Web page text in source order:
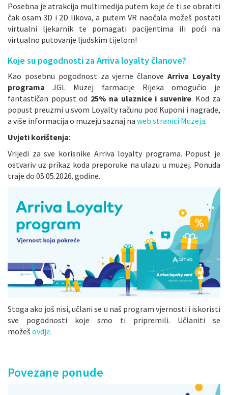
Posebna je atrakcija multimedija putem koje će ti se obratiti
čak osam 3D i 2D likova, a putem VR naočala možeš postati
virtualni ljekarnik te pomagati pacijentima ili poći na
virtualno putovanje ljudskim tijelom!
Koje su pogodnosti za Arriva loyalty članove?
Kao posebnu pogodnost za vjerne članoveArriva Loyalty
programa JGL Muzej farmacije Rijeka omogućio je
fantastičan popust od 25% na ulaznice i suvenire. Kod za
popust preuzmi u svom Loyalty računu pod Kuponi i nagrade,
a više informacija o muzeju saznaj na web stranici Muzeja.
Uvjeti korištenja:
Vrijedi za sve korisnike Arriva loyalty programa. Popust je
ostvariv uz prikaz koda preporuke na ulazu u muzej. Ponuda
traje do 05.05.2026. godine.
Stoga ako još nisi, učlani se u naš program vjernosti i iskoristi
sve pogodnosti koje smo ti pripremili. Učlaniti se
možešovdje.
Povezane ponude